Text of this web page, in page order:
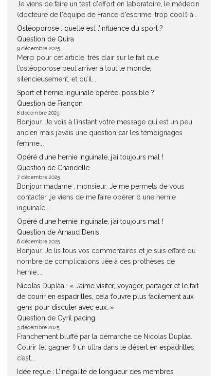
Je viens de faire un test d'effort en laboratoire, le médecin
(docteure de l'équipe de France d'escrime, trop cool!) à...
Ostéoporose : quelle est l’influence du sport ?
Question de Quira
9 décembre 2025
Merci pour cet article, très clair sur le fait que
l’ostéoporose peut arriver à tout le monde,
silencieusement, et qu’il...
Sport et hernie inguinale opérée, possible ?
Question de Françon
8 décembre 2025
Bonjour, Je vois à l’instant votre message qui est un peu
ancien mais j’avais une question car les témoignages
femme...
Opéré d’une hernie inguinale, j’ai toujours mal !
Question de Chandelle
7 décembre 2025
Bonjour madame , monsieur, Je me permets de vous
contacter ,je viens de me faire opérer d une hernie
inguinale....
Opéré d’une hernie inguinale, j’ai toujours mal !
Question de Arnaud Denis
6 décembre 2025
Bonjour. Je lis tous vos commentaires et je suis effaré du
nombre de complications liée à ces prothèses de
hernie....
Nicolas Duplàa : « J’aime visiter, voyager, partager et le fait
de courir en espadrilles, cela t’ouvre plus facilement aux
gens pour discuter avec eux. »
Question de Cyril pacing
3 décembre 2025
Franchement bluffé par la démarche de Nicolas Duplàa.
Courir (et gagner !) un ultra dans le désert en espadrilles,
c’est...
Idée reçue : L’inégalité de longueur des membres